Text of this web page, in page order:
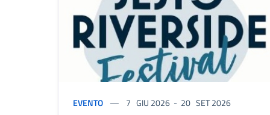
EVENTO 7 GIU 2026 - 20 SET 2026